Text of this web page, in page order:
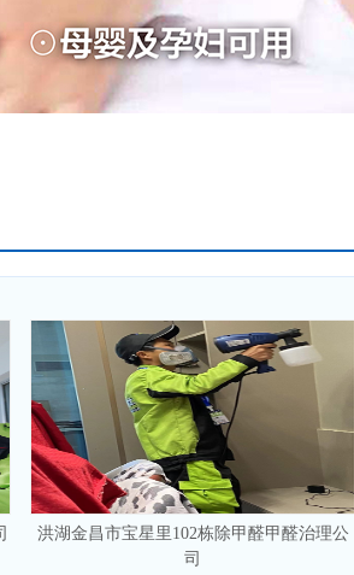
洪湖金昌市宝星里102栋除甲醛甲醛治理公
司